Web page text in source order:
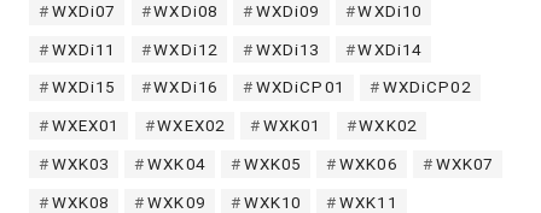
WXDi07 WXDi08 WXDi09 WXDi10
WXDi11 WXDi12 WXDi13 WXDi14
WXDi15 WXDi16 WXDiCP01 WXDiCP02
WXEX01 WXEX02 WXK01 WXK02
WXK03 WXK04 WXK05 WXK06 WXK07
WXK08 WXK09 WXK10 WXK11